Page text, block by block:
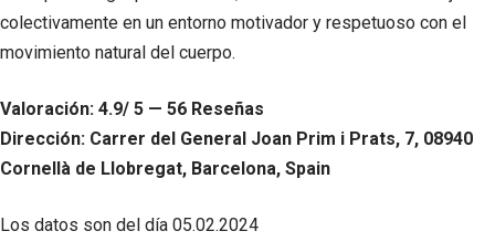
colectivamente en un entorno motivador y respetuoso con el
movimiento natural del cuerpo.
Valoración: 4.9/ 5 — 56 Reseñas
Dirección: Carrer del General Joan Prim i Prats, 7, 08940
Cornellà de Llobregat, Barcelona, Spain
Los datos son del día 05.02.2024